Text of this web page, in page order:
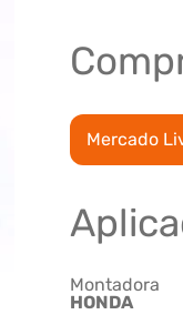
Mercado
Montadora
HONDA